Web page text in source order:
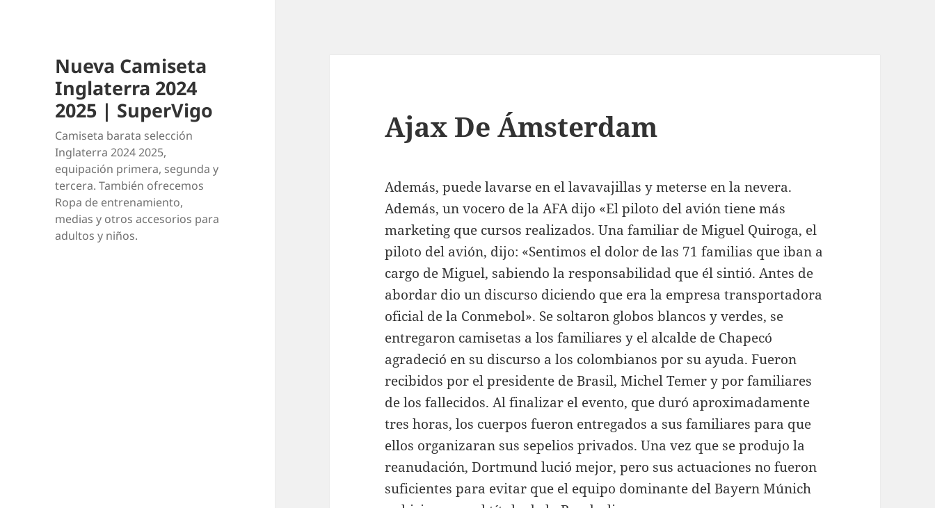
Nueva Camiseta
Inglaterra 2024
2025 | SuperVigo
Camiseta barata selección
Inglaterra 2024 2025,
equipación primera, segunda y
tercera. También ofrecemos
Ropa de entrenamiento,
medias y otros accesorios para
adultos y niños.
Ajax De Ámsterdam
Además, puede lavarse en el lavavajillas y meterse en la nevera.
Además, un vocero de la AFA dijo «El piloto del avión tiene más
marketing que cursos realizados. Una familiar de Miguel Quiroga, el
piloto del avión, dijo: «Sentimos el dolor de las 71 familias que iban a
cargo de Miguel, sabiendo la responsabilidad que él sintió. Antes de
abordar dio un discurso diciendo que era la empresa transportadora
oficial de la Conmebol». Se soltaron globos blancos y verdes, se
entregaron camisetas a los familiares y el alcalde de Chapecó
agradeció en su discurso a los colombianos por su ayuda. Fueron
recibidos por el presidente de Brasil, Michel Temer y por familiares
de los fallecidos. Al finalizar el evento, que duró aproximadamente
tres horas, los cuerpos fueron entregados a sus familiares para que
ellos organizaran sus sepelios privados. Una vez que se produjo la
reanudación, Dortmund lució mejor, pero sus actuaciones no fueron
suficientes para evitar que el equipo dominante del Bayern Múnich